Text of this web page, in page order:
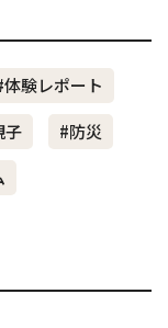
体験レポート
子
#防災